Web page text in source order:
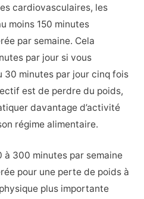
cardiovasculaires, les
moins 150 minutes
par semaine. Cela
par jour si vous
30 minutes par jour cinq fois
est de perdre du poids,
davantage d’activité
régime alimentaire.
à 300 minutes par semaine
pour une perte de poids à
plus importante